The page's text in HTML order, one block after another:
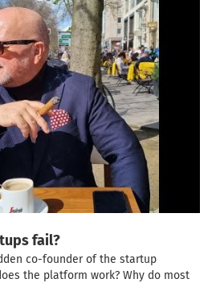
fail?
co-founder of the startup